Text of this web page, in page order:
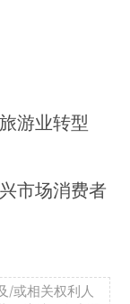
游业转型
市场消费者
/或相关权利人